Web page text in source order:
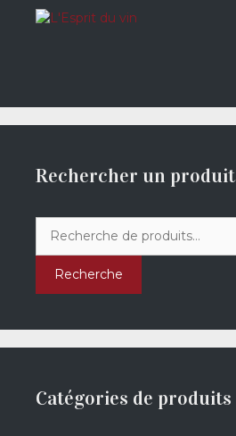
Rechercher un produit
pour :
Recherche
Catégories de produits